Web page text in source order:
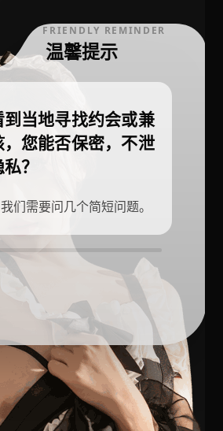
FRIENDLY REMINDER
温馨提示
当地寻找约会或兼
您能否保密，不泄
？
们需要问几个简短问题。